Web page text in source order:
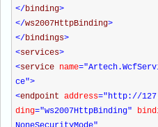
</binding>
</ws2007HttpBinding>
</bindings>
<services>
<service name
ce">
<endpoint address="http://
ding="ws2007HttpBinding"